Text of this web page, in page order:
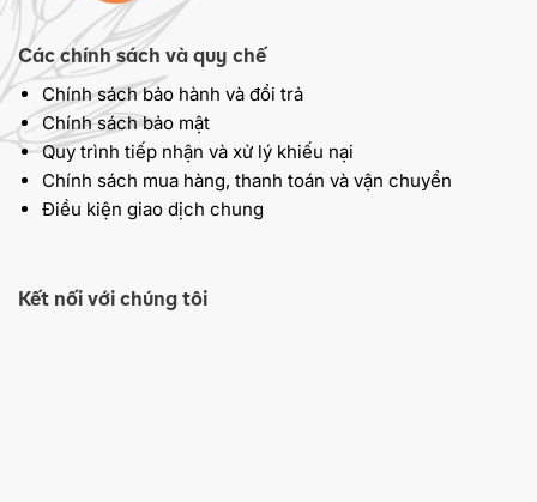
Các chính sách và quy chế
Chính sách bảo hành và đổi trả
Chính sách bảo mật
Quy trình tiếp nhận và xử lý khiếu nại
Chính sách mua hàng, thanh toán và vận chuyển
Điều kiện giao dịch chung
Kết nối với chúng tôi